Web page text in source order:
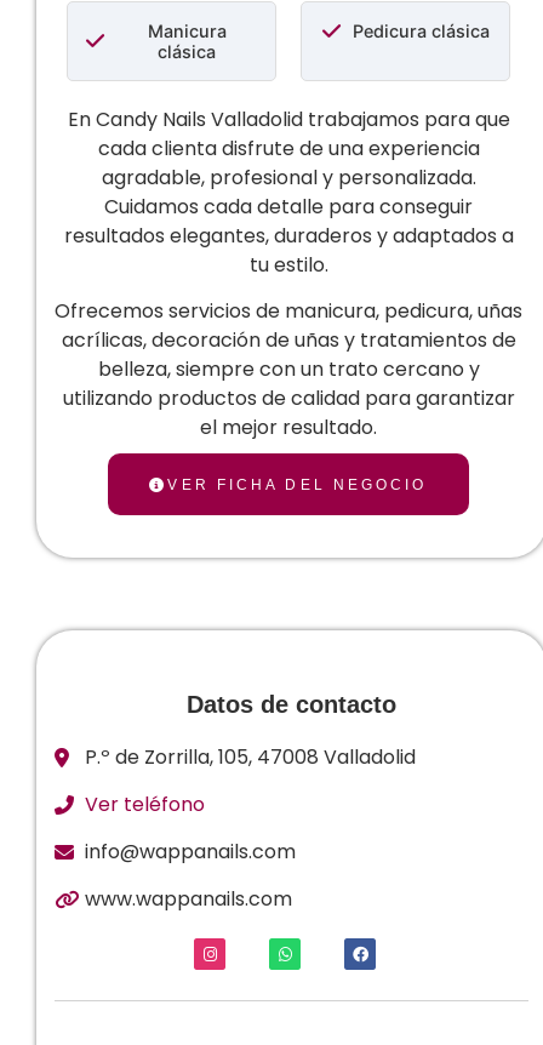
Manicura
clásica
Pedicura clásica
En Candy Nails Valladolid trabajamos para que
cada clienta disfrute de una experiencia
agradable, profesional y personalizada.
Cuidamos cada detalle para conseguir
resultados elegantes, duraderos y adaptados a
tu estilo.
Ofrecemos servicios de manicura, pedicura, uñas
acrílicas, decoración de uñas y tratamientos de
belleza, siempre con un trato cercano y
utilizando productos de calidad para garantizar
el mejor resultado.
VER FICHA DEL NEGOCIO
Datos de contacto
P.º de Zorrilla, 105, 47008 Valladolid
Ver teléfono
info@wappanails.com
www.wappanails.com